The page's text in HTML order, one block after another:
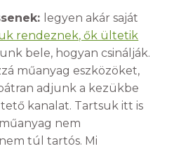
legyen akár saját
rendeznek, ők ültetik
bele, hogyan csinálják.
műanyag eszközöket,
adjunk a kezükbe
kanalat. Tartsuk itt is
nem
túl tartós. Mi